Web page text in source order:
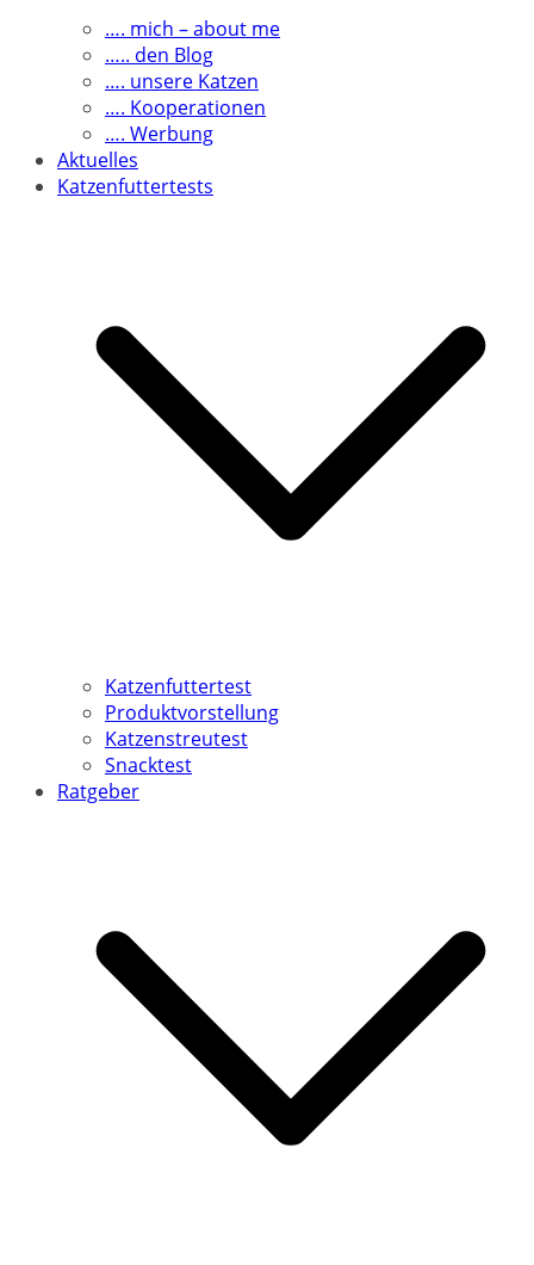
…. mich – about me
….. den Blog
…. unsere Katzen
…. Kooperationen
…. Werbung
Aktuelles
Katzenfuttertests
Katzenfuttertest
Produktvorstellung
Katzenstreutest
Snacktest
Ratgeber